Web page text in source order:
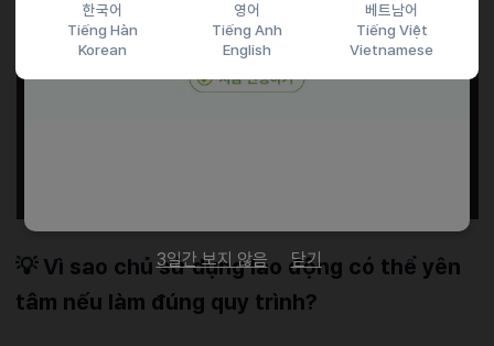
한국어
Tiếng Hàn
Korean
영어
Tiếng Anh
English
베트남어
Tiếng Việt
Vietnamese
💡 Vì sao chủ sử dụng lao động có thể yên
tâm nếu làm đúng quy trình?
3일간 보지 않음 닫기